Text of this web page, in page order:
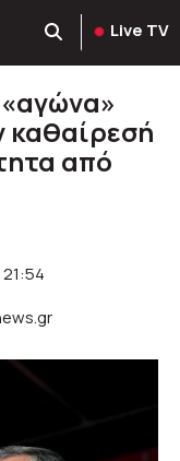
Live TV
καθαίρεσή
από